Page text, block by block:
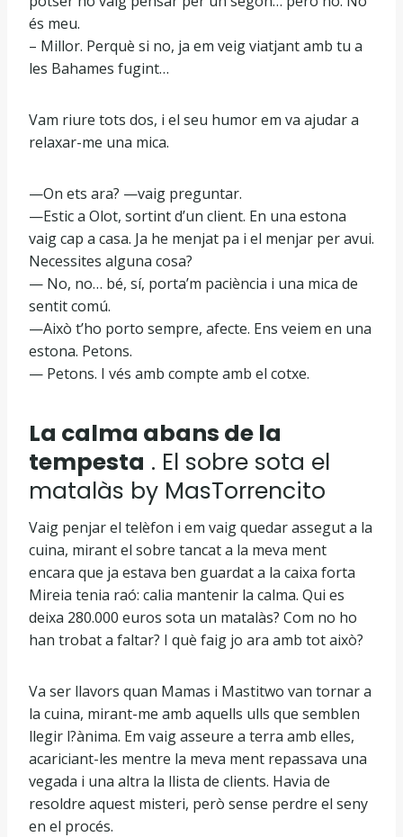
és meu.
– Millor. Perquè si no, ja em veig viatjant amb tu a
les Bahames fugint…
Vam riure tots dos, i el seu humor em va ajudar a
relaxar-me una mica.
—On ets ara? —vaig preguntar.
—Estic a Olot, sortint d’un client. En una estona
vaig cap a casa. Ja he menjat pa i el menjar per avui.
Necessites alguna cosa?
— No, no… bé, sí, porta’m paciència i una mica de
sentit comú.
—Això t’ho porto sempre, afecte. Ens veiem en una
estona. Petons.
— Petons. I vés amb compte amb el cotxe.
La calma abans de la
tempesta . El sobre sota el
matalàs by MasTorrencito
Vaig penjar el telèfon i em vaig quedar assegut a la
cuina, mirant el sobre tancat a la meva ment
encara que ja estava ben guardat a la caixa forta
Mireia tenia raó: calia mantenir la calma. Qui es
deixa 280.000 euros sota un matalàs? Com no ho
han trobat a faltar? I què faig jo ara amb tot això?
Va ser llavors quan Mamas i Mastitwo van tornar a
la cuina, mirant-me amb aquells ulls que semblen
llegir l?ànima. Em vaig asseure a terra amb elles,
acariciant-les mentre la meva ment repassava una
vegada i una altra la llista de clients. Havia de
resoldre aquest misteri, però sense perdre el seny
en el procés.